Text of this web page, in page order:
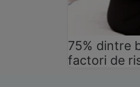
75% dintre
factori de